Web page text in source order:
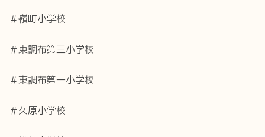
＃嶺町小学校
＃東調布第三小学校
＃東調布第一小学校
＃久原小学校